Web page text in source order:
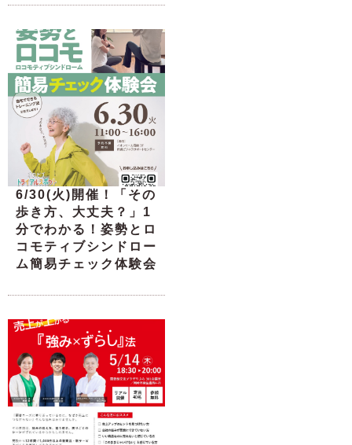
6/30(火)開催！「その
歩き方、大丈夫？」1
分でわかる！姿勢とロ
コモティブシンドロー
ム簡易チェック体験会